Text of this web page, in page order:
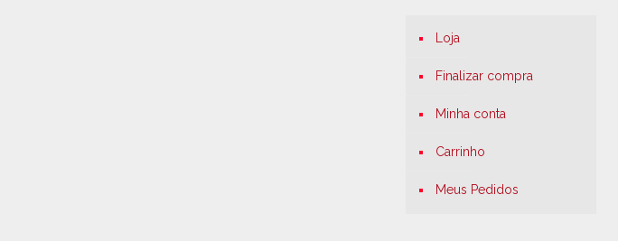
Loja
Finalizar compra
Minha conta
Carrinho
Meus Pedidos